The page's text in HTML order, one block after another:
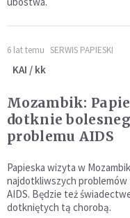
6 lat temu SERWIS PAPIESKI
KAI / kk
Mozambik:
dotknie
problemu AIDS
Papieska wizyta w
najdotkliwszych problemów
AIDS. Będzie też
dotkniętych tą chorobą.